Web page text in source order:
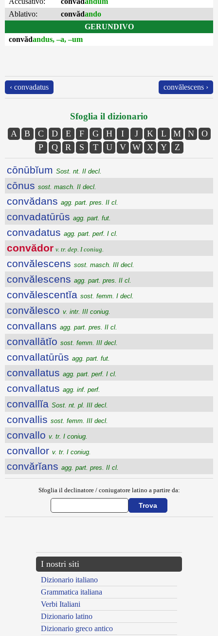
Ablativo:
convădando
GERUNDIVO
convădandus, –a, –um
‹ convadatus convălescens ›
Sfoglia il dizionario
A B C D E F G H I J K L M N
O
P
Q R S T U V W X Y Z
cōnūbĭum Sost. nt. II decl.
cōnus sost. masch. II decl.
convădans agg. part. pres. II cl.
convadatūrūs agg. part. fut.
convadatus agg. part. perf. I cl.
convădor v. tr. dep. I coniug.
convălescens sost. masch. III decl.
convălescens agg. part. pres. II cl.
convălescentĭa sost. femm. I decl.
convălesco v. intr. III coniug.
convallans agg. part. pres. II cl.
convallātĭo sost. femm. III decl.
convallatūrūs agg. part. fut.
convallatus agg. part. perf. I cl.
convallatus agg. inf. perf.
convallĭa Sost. nt. pl. III decl.
convallis sost. femm. III decl.
convallo v. tr. I coniug.
convallor v. tr. I coniug.
convărĭans agg. part. pres. II cl.
Sfoglia il declinatore / coniugatore latino a partire da:
I nostri siti
Dizionario italiano
Grammatica italiana
Verbi Italiani
Dizionario latino
Dizionario greco antico